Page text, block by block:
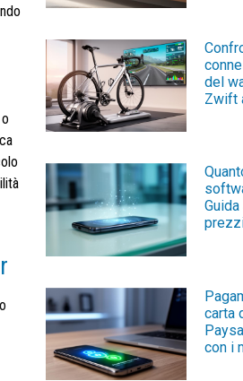
del
Zwift
carta
con i